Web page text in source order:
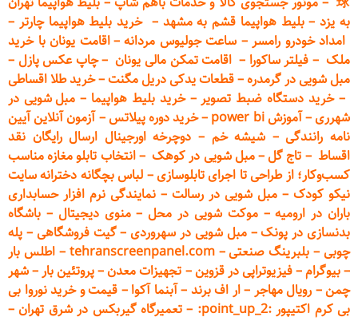
به یزد–بلیط هواپیما قشم به مشهد –خرید بلیط هواپیما چارتر –
امداد خودرو رامسر– ساعت جولیوس مردانه–اقامت یونان با خرید
ملک – فیلتر ساکورا – اقامت تمکن مالی یونان –چاپ عکس پازل –
مبل شویی در گرمدره–قطعاتیدکی دریل مگنت–خرید طلا اقساطی
–خرید دستگاه ضبط تصویر–خرید بلیط هواپیما –مبل شویی در
شهرری–آموزش power bi –خرید دورهپیلاتس–آزمون آنلاین آیین
نامه رانندگی– شیشه خم – دوچرخه اورجینال ارسال رایگان نقد
اقساط – تاج گل–مبل شویی در کوهک–انتخاب تابلو مغازه مناسب
کسب‌وکار؛ از طراحی تا اجرای تابلوسازی– لباس بچگانه دخترانه سایت
نیکو کودک – مبل شویی در رسالت – نمایندگی نرم افزار حسابداری
باران در ارومیه–موکت شویی در محل–منوی دیجیتال – باشگاه
بدنسازی در پونک–مبل شویی در سهروردی–گیت فروشگاهی – پله
چوبی – بلبرینگ صنعتی–
tehranscreenpanel.com
–اطلس بار
–بیوگرام–فیزیوتراپی در قزوین– تجهیزات معدن–پروتئین بار–شهر
چمن– رویال مهاجر –ار اف برند –آبنما آکوا – قیمت و خرید نوروا بی
بی کرم اکتیپور :point_up_2:
– تعمیرگاه گیربکس در شرق تهران–